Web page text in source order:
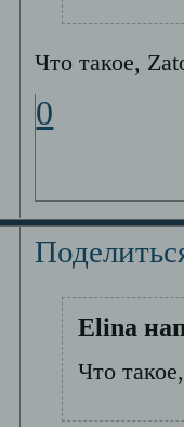
Что такое,
0
Elina
Что